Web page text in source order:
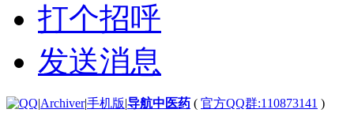
打个招呼
发送消息
|Archiver|手机版|导航中医药 ( 官方QQ群:110873141 )